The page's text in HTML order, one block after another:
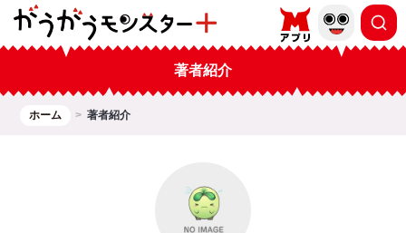
著者紹介
ホーム 著者紹介